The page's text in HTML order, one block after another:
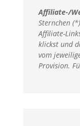
Affiliate-/
Sternchen
Affiliate-
klickst und
vom
Provision.